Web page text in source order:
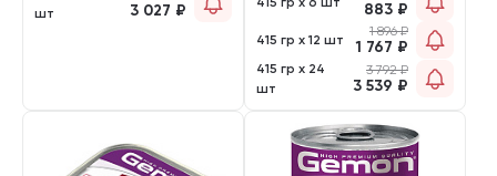
шт
3 027 ₽ 883 ₽
415 гр х 12 шт
1 896₽
1 767 ₽
415 гр х 24
шт
3 792₽
3 539 ₽